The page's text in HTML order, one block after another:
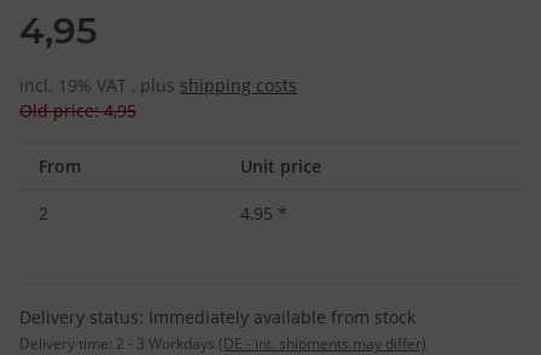
4,95
incl. 19% VAT , plus shipping costs
Old price: 4,95
From Unit price
2 4,95 *
Delivery status: Immediately available from stock
Delivery time: 2 - 3 Workdays (DE - int. shipments may differ)